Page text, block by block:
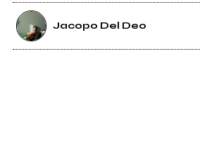
Jacopo Del Deo